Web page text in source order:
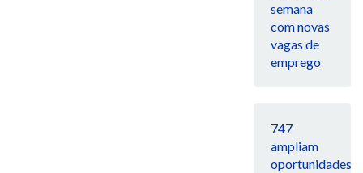
semana
com novas
vagas de
emprego
747
ampliam
oportunidades